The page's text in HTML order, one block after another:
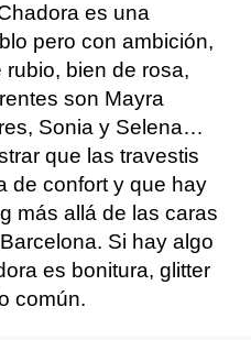
es una
pero con ambición,
rubio, bien de rosa,
son Mayra
Sonia y Selena…
que las travestis
de confort y que hay
más allá de las caras
Si hay algo
es bonitura, glitter
común.